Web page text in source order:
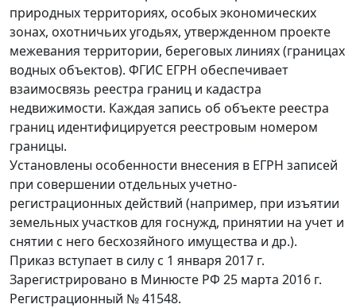
природных территориях, особых экономических
зонах, охотничьих угодьях, утвержденном проекте
межевания территории, береговых линиях (границах
водных объектов). ФГИС ЕГРН обеспечивает
взаимосвязь реестра границ и кадастра
недвижимости. Каждая запись об объекте реестра
границ идентифицируется реестровым номером
границы.
Установлены особенности внесения в ЕГРН записей
при совершении отдельных учетно-
регистрационных действий (например, при изъятии
земельных участков для госнужд, принятии на учет и
снятии с него бесхозяйного имущества и др.).
Приказ вступает в силу с 1 января 2017 г.
Зарегистрировано в Минюсте РФ 25 марта 2016 г.
Регистрационный № 41548.